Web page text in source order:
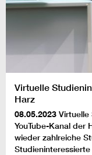
Virtuelle
Harz
08.05.2023 Virtuelle
YouTube-Kanal der
wieder zahlreiche